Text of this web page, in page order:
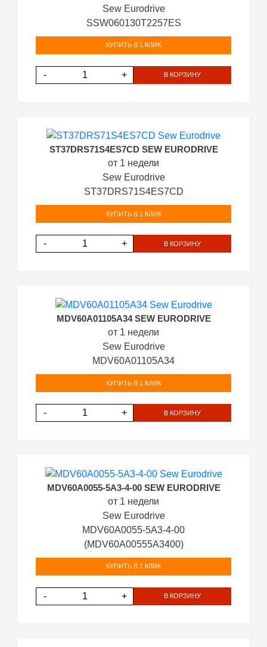
Sew Eurodrive
SSW060130T2257ES
КУПИТЬ В 1 КЛИК
- + В КОРЗИНУ
ST37DRS71S4ES7CD SEW EURODRIVE
от 1 недели
Sew Eurodrive
ST37DRS71S4ES7CD
КУПИТЬ В 1 КЛИК
- + В КОРЗИНУ
MDV60A01105A34 SEW EURODRIVE
от 1 недели
Sew Eurodrive
MDV60A01105A34
КУПИТЬ В 1 КЛИК
- + В КОРЗИНУ
MDV60A0055-5A3-4-00 SEW EURODRIVE
от 1 недели
Sew Eurodrive
MDV60A0055-5A3-4-00
(MDV60A00555A3400)
КУПИТЬ В 1 КЛИК
- + В КОРЗИНУ